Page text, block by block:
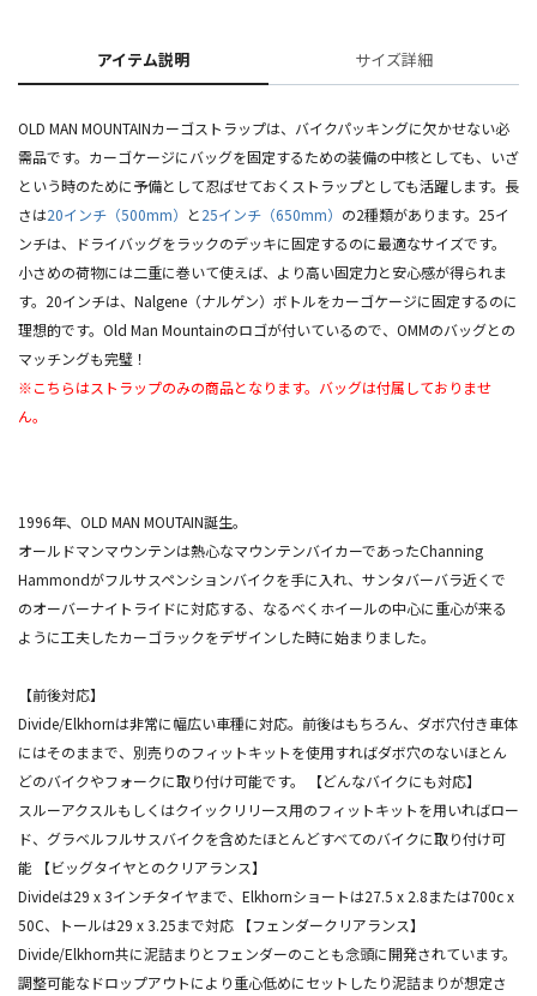
アイテム説明 サイズ詳細
OLD MAN MOUNTAINカーゴストラップは、バイクパッキングに欠かせない必
需品です。カーゴケージにバッグを固定するための装備の中核としても、いざ
という時のために予備として忍ばせておくストラップとしても活躍します。長
さは20インチ（500mm） と25インチ（650mm） の2種類があります。25イ
ンチは、ドライバッグをラックのデッキに固定するのに最適なサイズです。
小さめの荷物には二重に巻いて使えば、より高い固定力と安心感が得られま
す。20インチは、Nalgene（ナルゲン）ボトルをカーゴケージに固定するのに
理想的です。Old Man Mountainのロゴが付いているので、OMMのバッグとの
マッチングも完璧！
※こちらはストラップのみの商品となります。バッグは付属しておりませ
ん。
1996年、OLD MAN MOUTAIN誕生。
オールドマンマウンテンは熱心なマウンテンバイカーであったChanning
Hammondがフルサスペンションバイクを手に入れ、サンタバーバラ近くで
のオーバーナイトライドに対応する、なるべくホイールの中心に重心が来る
ように工夫したカーゴラックをデザインした時に始まりました。
【前後対応】
Divide/Elkhornは非常に幅広い車種に対応。前後はもちろん、ダボ穴付き車体
にはそのままで、別売りのフィットキットを使用すればダボ穴のないほとん
どのバイクやフォークに取り付け可能です。 【どんなバイクにも対応】
スルーアクスルもしくはクイックリリース用のフィットキットを用いればロー
ド、グラベルフルサスバイクを含めたほとんどすべてのバイクに取り付け可
能 【ビッグタイヤとのクリアランス】
Divideは29 x 3インチタイヤまで、Elkhornショートは27.5 x 2.8または700c x
50C、トールは29 x 3.25まで対応 【フェンダークリアランス】
Divide/Elkhorn共に泥詰まりとフェンダーのことも念頭に開発されています。
調整可能なドロップアウトにより重心低めにセットしたり泥詰まりが想定さ